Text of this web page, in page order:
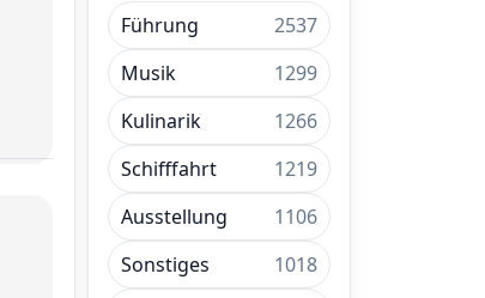
Führung
2537
Musik
1299
Kulinarik
1266
Schifffahrt
1219
Ausstellung
1106
Sonstiges
1018